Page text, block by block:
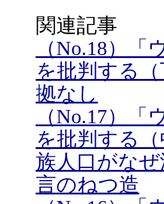
関連記事
（No.18）
を批判する
拠なし
（No.17）
を批判する
族人口がな
言のねつ造